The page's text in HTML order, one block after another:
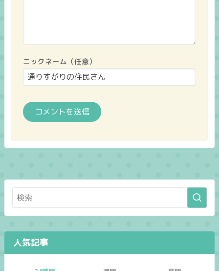
ニックネーム（任意）
人気記事